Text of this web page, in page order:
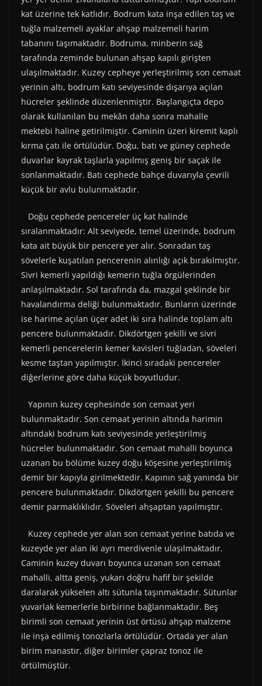
kat üzerine tek katlıdır. Bodrum kata inşa edilen taş ve
tuğla malzemeli ayaklar ahşap malzemeli harim
tabanını taşımaktadır. Bodruma, minberin sağ
tarafında zeminde bulunan ahşap kapılı girişten
ulaşılmaktadır. Kuzey cepheye yerleştirilmiş son cemaat
yerinin altı, bodrum katı seviyesinde dışarıya açılan
hücreler şeklinde düzenlenmiştir. Başlangıçta depo
olarak kullanılan bu mekân daha sonra mahalle
mektebi haline getirilmiştir. Caminin üzeri kiremit kaplı
kırma çatı ile örtülüdür. Doğu, batı ve güney cephede
duvarlar kayrak taşlarla yapılmış geniş bir saçak ile
sonlanmaktadır. Batı cephede bahçe duvarıyla çevrili
küçük bir avlu bulunmaktadır.
Doğu cephede pencereler üç kat halinde
sıralanmaktadır: Alt seviyede, temel üzerinde, bodrum
kata ait büyük bir pencere yer alır. Sonradan taş
sövelerle kuşatılan pencerenin alınlığı açık bırakılmıştır.
Sivri kemerli yapıldığı kemerin tuğla örgülerinden
anlaşılmaktadır. Sol tarafında da, mazgal şeklinde bir
havalandırma deliği bulunmaktadır. Bunların üzerinde
ise harime açılan üçer adet iki sıra halinde toplam altı
pencere bulunmaktadır. Dikdörtgen şekilli ve sivri
kemerli pencerelerin kemer kavisleri tuğladan, söveleri
kesme taştan yapılmıştır. İkinci sıradaki pencereler
diğerlerine göre daha küçük boyutludur.
Yapının kuzey cephesinde son cemaat yeri
bulunmaktadır. Son cemaat yerinin altında harimin
altındaki bodrum katı seviyesinde yerleştirilmiş
hücreler bulunmaktadır. Son cemaat mahalli boyunca
uzanan bu bölüme kuzey doğu köşesine yerleştirilmiş
demir bir kapıyla girilmektedir. Kapının sağ yanında bir
pencere bulunmaktadır. Dikdörtgen şekilli bu pencere
demir parmaklıklıdır. Söveleri ahşaptan yapılmıştır.
Kuzey cephede yer alan son cemaat yerine batıda ve
kuzeyde yer alan iki ayrı merdivenle ulaşılmaktadır.
Caminin kuzey duvarı boyunca uzanan son cemaat
mahalli, altta geniş, yukarı doğru hafif bir şekilde
daralarak yükselen altı sütunla taşınmaktadır. Sütunlar
yuvarlak kemerlerle birbirine bağlanmaktadır. Beş
birimli son cemaat yerinin üst örtüsü ahşap malzeme
ile inşa edilmiş tonozlarla örtülüdür. Ortada yer alan
birim manastır, diğer birimler çapraz tonoz ile
örtülmüştür.